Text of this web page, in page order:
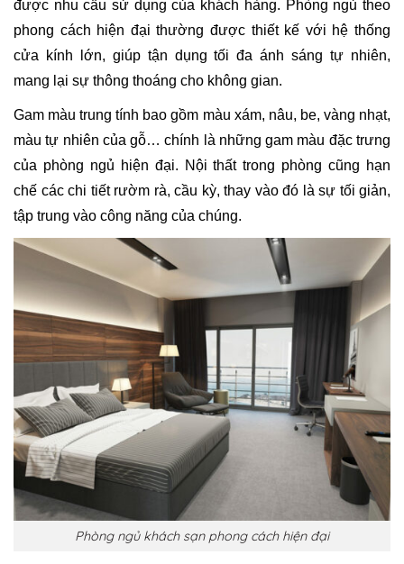
được nhu cầu sử dụng của khách hàng. Phòng ngủ theo
phong cách hiện đại thường được thiết kế với hệ thống
cửa kính lớn, giúp tận dụng tối đa ánh sáng tự nhiên,
mang lại sự thông thoáng cho không gian.
Gam màu trung tính bao gồm màu xám, nâu, be, vàng nhạt,
màu tự nhiên của gỗ… chính là những gam màu đặc trưng
của phòng ngủ hiện đại. Nội thất trong phòng cũng hạn
chế các chi tiết rườm rà, cầu kỳ, thay vào đó là sự tối giản,
tập trung vào công năng của chúng.
Phòng ngủ khách sạn phong cách hiện đại